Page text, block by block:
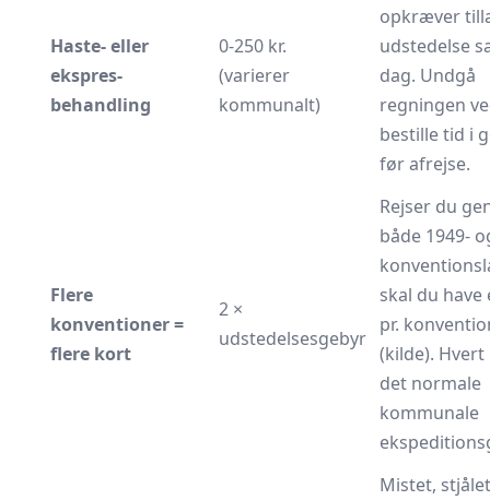
Haste- eller
ekspres­
behandling
0-250 kr.
(varierer
kommunalt)
opkræver
udstedelse
dag. Undgå
regningen
bestille tid i
før afrejse.
Flere
konventioner =
flere kort
2 ×
udstedelsesgebyr
Rejser du
både 1949-
skal du have
pr.
(kilde).
det normale
kommunale
Mistet,